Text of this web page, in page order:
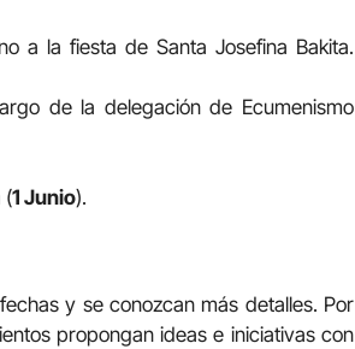
a la fiesta de Santa Josefina Bakita.
de la delegación de Ecumenismo
(1 Junio).
y se conozcan más detalles. Por
propongan ideas e iniciativas con